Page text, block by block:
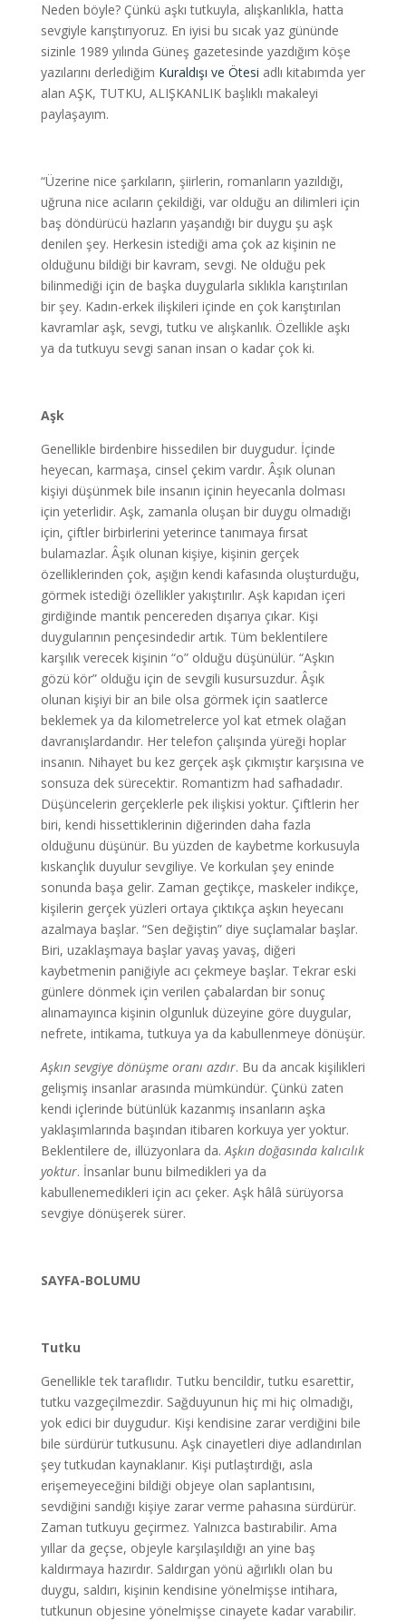
Neden böyle? Çünkü aşkı tutkuyla, alışkanlıkla, hatta
sevgiyle karıştırıyoruz. En iyisi bu sıcak yaz gününde
sizinle 1989 yılında Güneş gazetesinde yazdığım köşe
yazılarını derlediğim Kuraldışı ve Ötesi adlı kitabımda yer
alan AŞK, TUTKU, ALIŞKANLIK başlıklı makaleyi
paylaşayım.
“Üzerine nice şarkıların, şiirlerin, romanların yazıldığı,
uğruna nice acıların çekildiği, var olduğu an dilimleri için
baş döndürücü hazların yaşandığı bir duygu şu aşk
denilen şey. Herkesin istediği ama çok az kişinin ne
olduğunu bildiği bir kavram, sevgi. Ne olduğu pek
bilinmediği için de başka duygularla sıklıkla karıştırılan
bir şey. Kadın-erkek ilişkileri içinde en çok karıştırılan
kavramlar aşk, sevgi, tutku ve alışkanlık. Özellikle aşkı
ya da tutkuyu sevgi sanan insan o kadar çok ki.
Aşk
Genellikle birdenbire hissedilen bir duygudur. İçinde
heyecan, karmaşa, cinsel çekim vardır. Âşık olunan
kişiyi düşünmek bile insanın içinin heyecanla dolması
için yeterlidir. Aşk, zamanla oluşan bir duygu olmadığı
için, çiftler birbirlerini yeterince tanımaya fırsat
bulamazlar. Âşık olunan kişiye, kişinin gerçek
özelliklerinden çok, aşığın kendi kafasında oluşturduğu,
görmek istediği özellikler yakıştırılır. Aşk kapıdan içeri
girdiğinde mantık pencereden dışarıya çıkar. Kişi
duygularının pençesindedir artık. Tüm beklentilere
karşılık verecek kişinin “o” olduğu düşünülür. “Aşkın
gözü kör” olduğu için de sevgili kusursuzdur. Âşık
olunan kişiyi bir an bile olsa görmek için saatlerce
beklemek ya da kilometrelerce yol kat etmek olağan
davranışlardandır. Her telefon çalışında yüreği hoplar
insanın. Nihayet bu kez gerçek aşk çıkmıştır karşısına ve
sonsuza dek sürecektir. Romantizm had safhadadır.
Düşüncelerin gerçeklerle pek ilişkisi yoktur. Çiftlerin her
biri, kendi hissettiklerinin diğerinden daha fazla
olduğunu düşünür. Bu yüzden de kaybetme korkusuyla
kıskançlık duyulur sevgiliye. Ve korkulan şey eninde
sonunda başa gelir. Zaman geçtikçe, maskeler indikçe,
kişilerin gerçek yüzleri ortaya çıktıkça aşkın heyecanı
azalmaya başlar. “Sen değiştin” diye suçlamalar başlar.
Biri, uzaklaşmaya başlar yavaş yavaş, diğeri
kaybetmenin paniğiyle acı çekmeye başlar. Tekrar eski
günlere dönmek için verilen çabalardan bir sonuç
alınamayınca kişinin olgunluk düzeyine göre duygular,
nefrete, intikama, tutkuya ya da kabullenmeye dönüşür.
Aşkın sevgiye dönüşme oranı azdır. Bu da ancak kişilikleri
gelişmiş insanlar arasında mümkündür. Çünkü zaten
kendi içlerinde bütünlük kazanmış insanların aşka
yaklaşımlarında başından itibaren korkuya yer yoktur.
Beklentilere de, illüzyonlara da.Aşkın doğasında kalıcılık
yoktur. İnsanlar bunu bilmedikleri ya da
kabullenemedikleri için acı çeker. Aşk hâlâ sürüyorsa
sevgiye dönüşerek sürer.
SAYFA-BOLUMU
Tutku
Genellikle tek taraflıdır. Tutku bencildir, tutku esarettir,
tutku vazgeçilmezdir. Sağduyunun hiç mi hiç olmadığı,
yok edici bir duygudur. Kişi kendisine zarar verdiğini bile
bile sürdürür tutkusunu. Aşk cinayetleri diye adlandırılan
şey tutkudan kaynaklanır. Kişi putlaştırdığı, asla
erişemeyeceğini bildiği objeye olan saplantısını,
sevdiğini sandığı kişiye zarar verme pahasına sürdürür.
Zaman tutkuyu geçirmez. Yalnızca bastırabilir. Ama
yıllar da geçse, objeyle karşılaşıldığı an yine baş
kaldırmaya hazırdır. Saldırgan yönü ağırlıklı olan bu
duygu, saldırı, kişinin kendisine yönelmişse intihara,
tutkunun objesine yönelmişse cinayete kadar varabilir.